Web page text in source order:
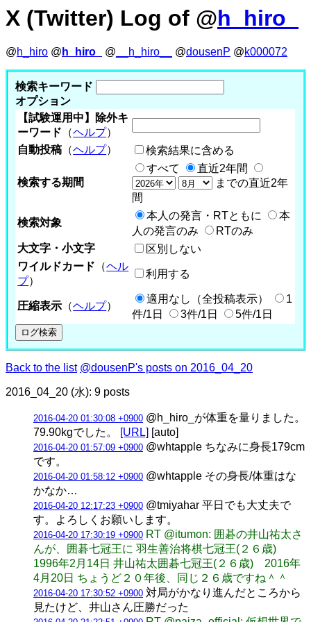
X (Twitter) Log of @h_hiro_
@h_hiro @ h_hiro_ @ __h_hiro__ @dousenP @k000072
検索キーワード
オプション
【試験運用中】除外キ
ーワード （ヘルプ）
自動投稿 （ヘルプ） 検索結果に含める
検索する期間
すべて
直近2年間
までの直近2年
間
検索対象
本人の発言・RTともに
本
人の発言のみ
RTのみ
大文字・小文字
区別しない
ワイルドカード （ヘル
プ）
利用する
圧縮表示 （ヘルプ）
適用なし（全投稿表示）
1
件/1日
3件/1日 5件/1日
Back to the list @dousenP's posts on 2016_04_20
2016_04_20 (水): 9 posts
2016-04-20 01:30:08 +0900 @h_hiro_が体重を量りました。
79.90kgでした。
[URL] [auto]
2016-04-20 01:57:09 +0900 @whtapple ちなみに身長179cm
です。
2016-04-20 01:58:12 +0900 @whtapple その身長/体重はな
かなか…
2016-04-20 12:17:23 +0900 @tmiyahar 平日でも大丈夫で
す。よろしくお願いします。
2016-04-20 17:30:19 +0900 RT @itumon: 囲碁の井山祐太さ
んが、囲碁七冠王に 羽生善治将棋七冠王(２６歳)
1996年2月14日 井山祐太囲碁七冠王(２６歳) 2016年
4月20日 ちょうど２０年後、同じ２６歳ですね＾＾
2016-04-20 17:30:52 +0900 対局がかなり進んだところから
見たけど、井山さん圧勝だった